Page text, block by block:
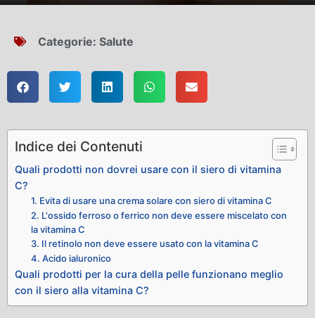
Categorie: Salute
Indice dei Contenuti
Quali prodotti non dovrei usare con il siero di vitamina
C?
1. Evita di usare una crema solare con siero di vitamina C
2. L'ossido ferroso o ferrico non deve essere miscelato con
la vitamina C
3. Il retinolo non deve essere usato con la vitamina C
4. Acido ialuronico
Quali prodotti per la cura della pelle funzionano meglio
con il siero alla vitamina C?